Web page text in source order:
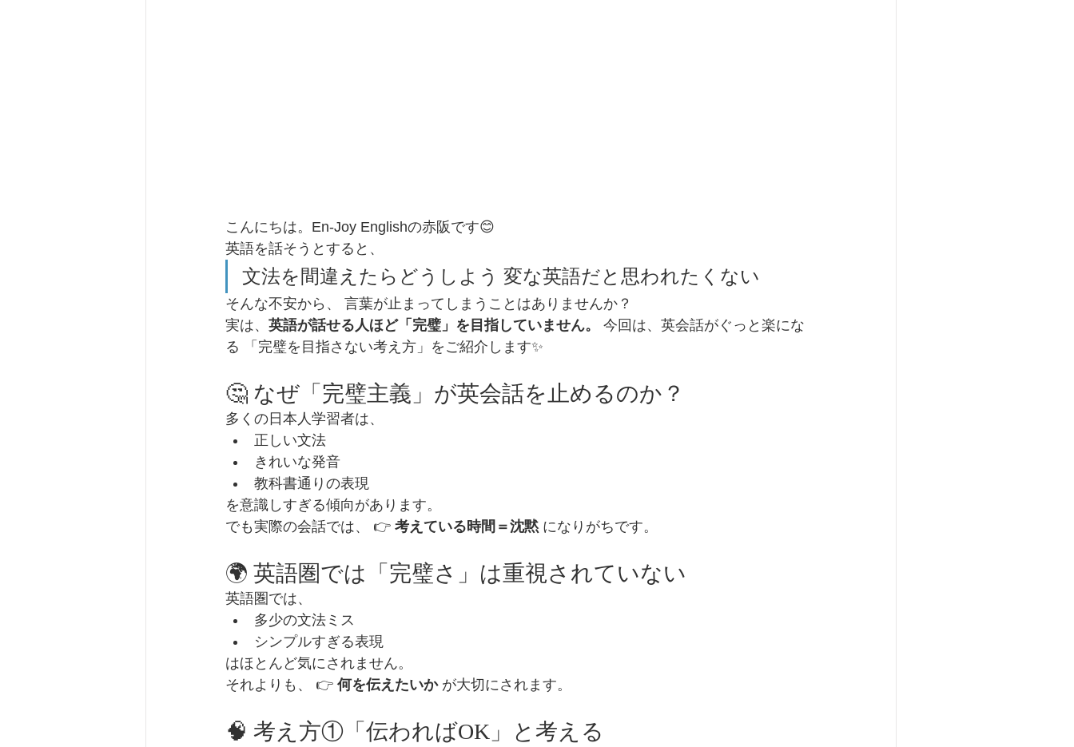
こんにちは。En-Joy Englishの赤阪です😊
英語を話そうとすると、
文法を間違えたらどうしよう 変な英語だと思われたくない
そんな不安から、 言葉が止まってしまうことはありませんか？
実は、 英語が話せる人ほど「完璧」を目指していません。
今回は、英会話がぐっと楽にな
る 「完璧を目指さない考え方」をご紹介します✨
🤔 なぜ「完璧主義」が英会話を止めるのか？
多くの日本人学習者は、
正しい文法
きれいな発音
教科書通りの表現
を意識しすぎる傾向があります。
でも実際の会話では、 👉 考えている時間＝沈黙 になりがちです。
🌍 英語圏では「完璧さ」は重視されていない
英語圏では、
多少の文法ミス
シンプルすぎる表現
はほとんど気にされません。
それよりも、 👉 何を伝えたいか が大切にされます。
🧠 考え方①「伝わればOK」と考える